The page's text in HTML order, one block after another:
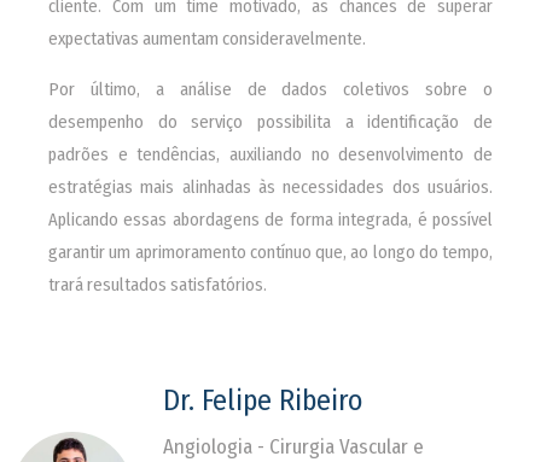
cliente. Com um time motivado, as chances de superar
expectativas aumentam consideravelmente.
Por último, a análise de dados coletivos sobre o
desempenho do serviço possibilita a identificação de
padrões e tendências, auxiliando no desenvolvimento de
estratégias mais alinhadas às necessidades dos usuários.
Aplicando essas abordagens de forma integrada, é possível
garantir um aprimoramento contínuo que, ao longo do tempo,
trará resultados satisfatórios.
Dr. Felipe Ribeiro
Angiologia - Cirurgia Vascular e